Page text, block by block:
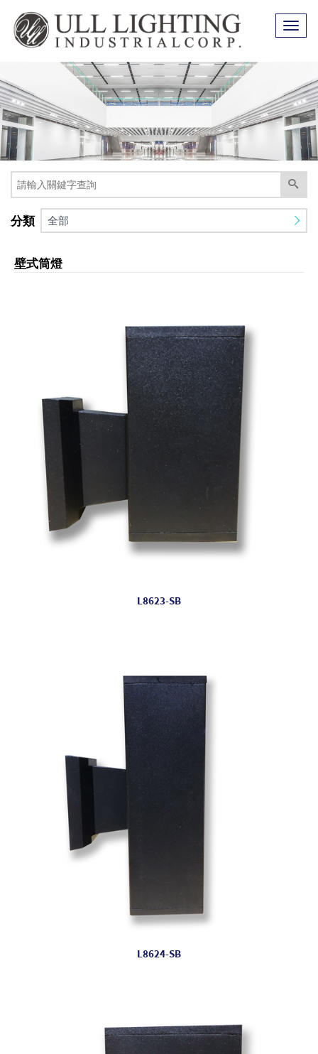
Toggle
分類 全部
壁式筒燈
L8623-SB
L8624-SB